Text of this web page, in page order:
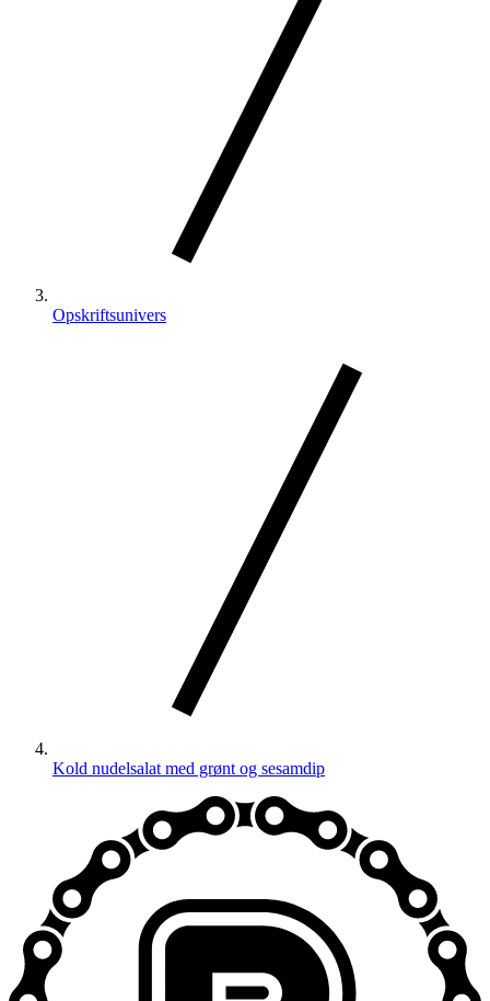
Opskriftsunivers
Kold nudelsalat med grønt og sesamdip